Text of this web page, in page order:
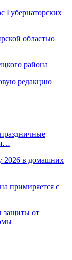
Губернаторских
областью
района
редакцию
2026 в домашних
примиряется с
защиты от